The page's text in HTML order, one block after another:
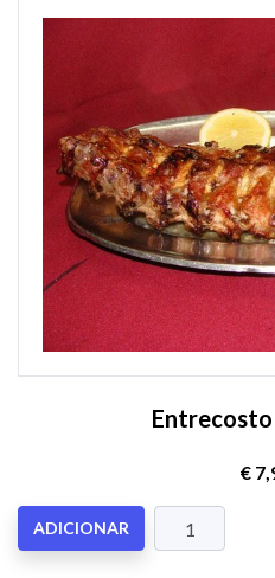
Entrecosto
€
ADICIONAR